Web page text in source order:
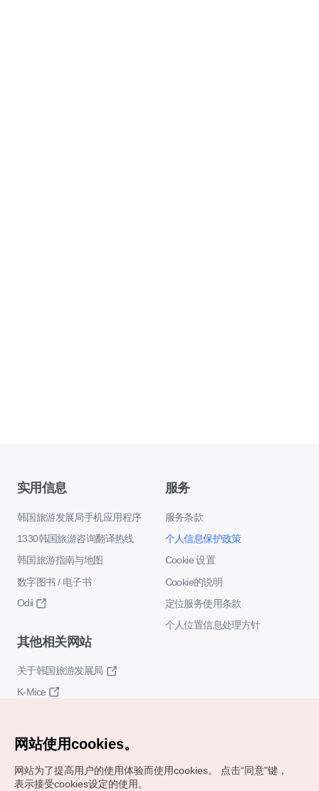
实用信息
韩国旅游发展局手机应用程序
1330韩国旅游咨询翻译热线
韩国旅游指南与地图
数字图书 / 电子书
Odii
服务
服务条款
个人信息保护政策
Cookie 设置
Cookie的说明
定位服务使用条款
个人位置信息处理方针
其他相关网站
关于韩国旅游发展局
K-Mice
网站使用cookies。
网站为了提高用户的使用体验而使用cookies。
点击“同意"键，
表示接受cookies设定的使用。